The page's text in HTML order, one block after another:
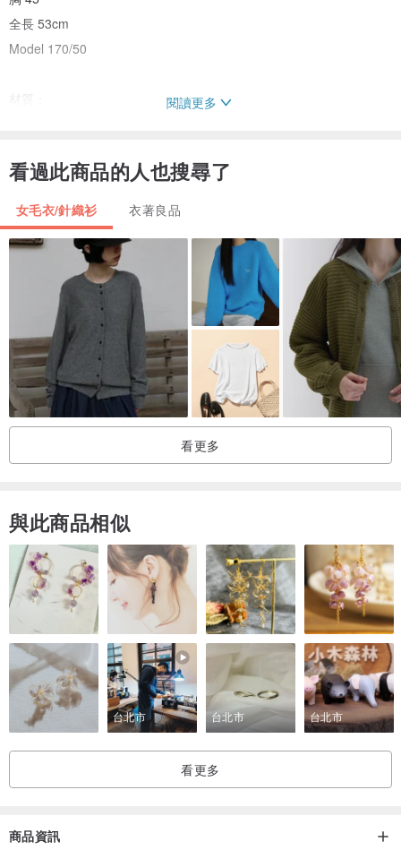
全長 53cm
Model 170/50
聚丙烯纖維 45%
閱讀更多
看過此商品的人也搜尋了
女毛衣/針織衫 衣著良品
看更多
與此商品相似
台北市 台北市 台北市
看更多
商品資訊